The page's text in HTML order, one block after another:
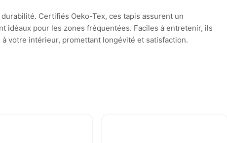
Certifiés Oeko-Tex, ces tapis assurent un
idéaux pour les zones fréquentées. Faciles à entretenir, ils
votre intérieur, promettant longévité et satisfaction.